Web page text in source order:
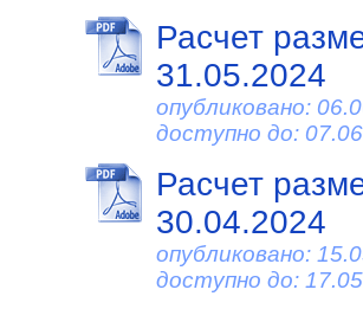
Расчет
31.05.2024
опубликовано:
доступно до:
Расчет
30.04.2024
опубликовано:
доступно до: